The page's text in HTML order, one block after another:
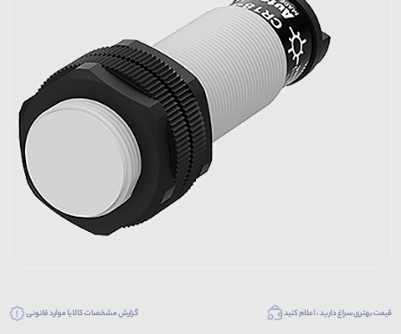
قیمت بهتری سراغ دارید ، اعلام کنید گزارش مشخصات کالا یا موارد قانونی